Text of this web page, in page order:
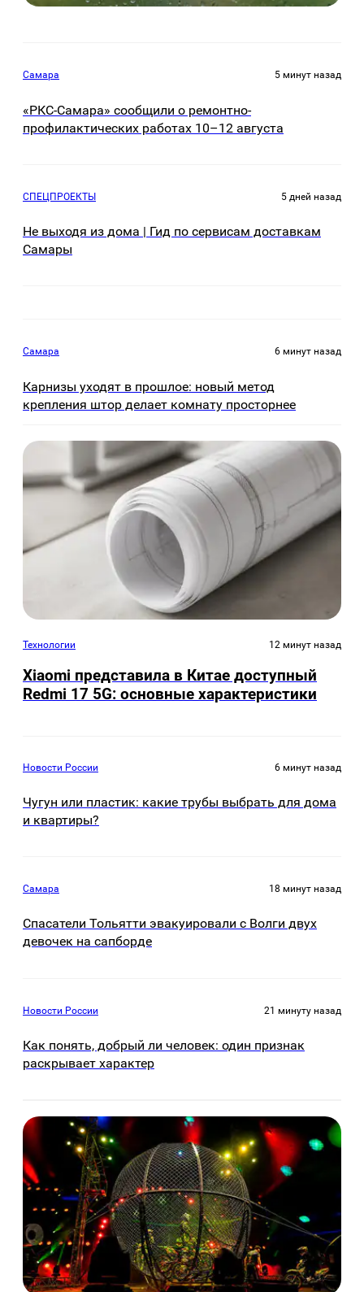
Самара 5 минут назад
«РКС-Самара» сообщили о ремонтно-
профилактических работах 10–12 августа
СПЕЦПРОЕКТЫ 5 дней назад
Не выходя из дома | Гид по сервисам доставкам
Самары
Самара 6 минут назад
Карнизы уходят в прошлое: новый метод
крепления штор делает комнату просторнее
Технологии 12 минут назад
Xiaomi представила в Китае доступный
Redmi 17 5G: основные характеристики
Новости России 6 минут назад
Чугун или пластик: какие трубы выбрать для дома
и квартиры?
Самара 18 минут назад
Спасатели Тольятти эвакуировали с Волги двух
девочек на сапборде
Новости России 21 минуту назад
Как понять, добрый ли человек: один признак
раскрывает характер